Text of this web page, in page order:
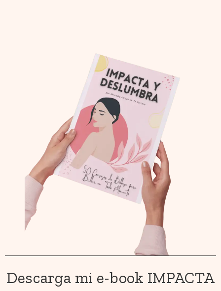
Descarga mi e-book IMPACTA